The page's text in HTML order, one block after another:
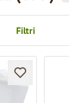
Filtri